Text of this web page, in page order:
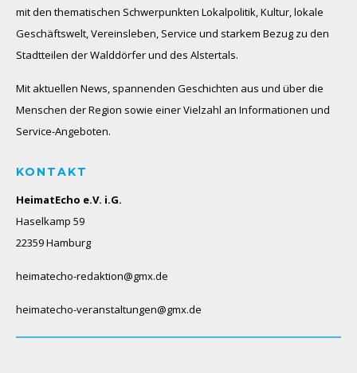
mit den thematischen Schwerpunkten Lokalpolitik, Kultur, lokale
Geschäftswelt, Vereinsleben, Service und starkem Bezug zu den
Stadtteilen der Walddörfer und des Alstertals.
Mit aktuellen News, spannenden Geschichten aus und über die
Menschen der Region sowie einer Vielzahl an Informationen und
Service-Angeboten.
KONTAKT
HeimatEcho e.V. i.G.
Haselkamp 59
22359 Hamburg
heimatecho-redaktion@gmx.de
heimatecho-veranstaltungen@gmx.de